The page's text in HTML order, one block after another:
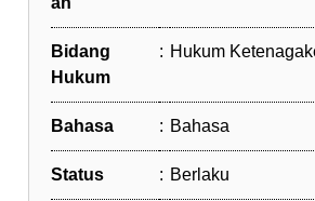
Bidang
Hukum
: Hukum
Bahasa : Bahasa
Status : Berlaku